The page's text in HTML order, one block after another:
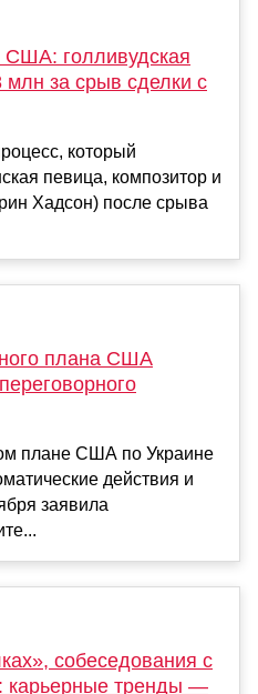
голливудская
млн за срыв сделки с
который
певица, композитор и
Хадсон) после срыва
плана США
плане США по Украине
действия и
заявила
собеседования с
карьерные тренды —